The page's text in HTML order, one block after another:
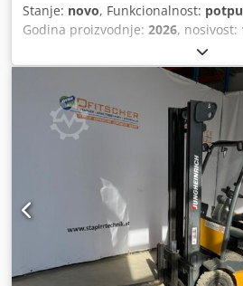
Stanje: novo, Funkcionalnost:
Godina proizvodnje: 2026, nosivost:
, slobodno
goriva:električni, vrsta jarbola:
1.200 mm
3.240 kg, ukupna duljina:3.270 mm
Elektro, širina konstrukcije: 1.080
3 kotača Težište tereta: 500 Tip
Novo vozilo Tehničko stanje: Novo
Baterija Ah: 150Ah Tip baterije:
proizvodnje baterije: 2025 Stanje
Njfx Aqgekr 3. ventil, 4. ventil, radno
svjetlo sprijeda, CE certifikat,
ionska tehnologija, sjedalo, LED
/ vanjsko ogledalo / integrirani